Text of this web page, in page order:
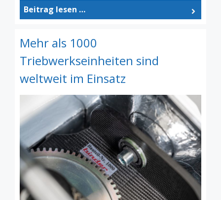
Beitrag lesen …
Mehr als 1000
Triebwerkseinheiten sind
weltweit im Einsatz